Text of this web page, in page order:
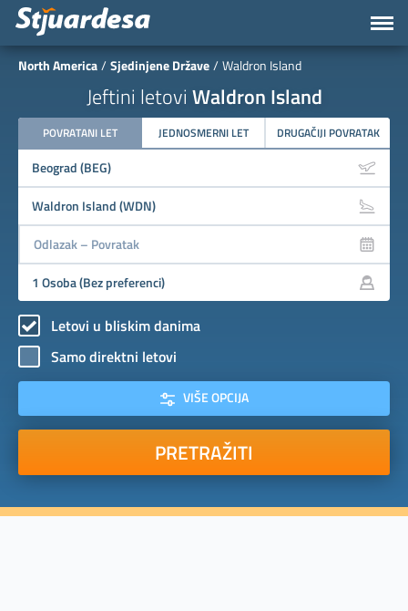
North America Sjedinjene Države Waldron Island
Jeftini letovi Waldron Island
POVRATANI LET JEDNOSMERNI LET DRUGAČIJI POVRATAK
Letovi u bliskim danima
Samo direktni letovi
VIŠE OPCIJA
PRETRAŽITI